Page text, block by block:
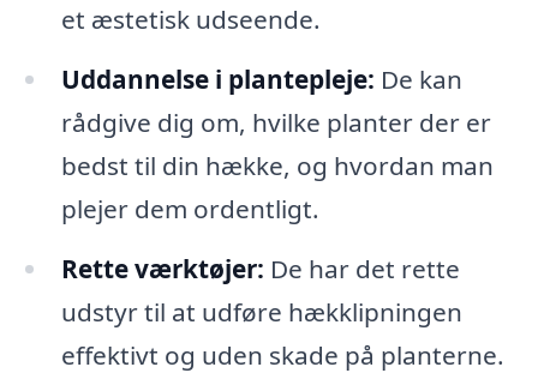
et æstetisk udseende.
Uddannelse i plantepleje: De kan
rådgive dig om, hvilke planter der er
bedst til din hække, og hvordan man
plejer dem ordentligt.
Rette værktøjer: De har det rette
udstyr til at udføre hækklipningen
effektivt og uden skade på planterne.